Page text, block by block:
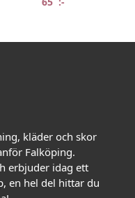
kläder och skor
Falköping.
erbjuder idag ett
en hel del hittar du